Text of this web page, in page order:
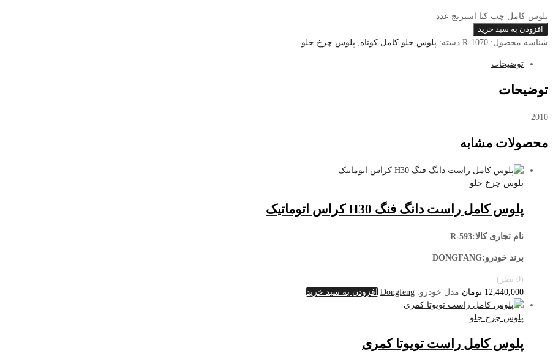
پلوس کامل چپ کیا اسپرتج عدد
افزودن به سبد خرید
شناسه محصول: R-1070 دسته: پلوس جلو کامل کوتاه پلوس چرخ جلو
توضیحات
توضیحات
2010
محصولات مشابه
پلوس چرخ جلو
پلوس کامل راست دانگ فنگ H30 کراس اتوماتیک
نام تجاری کالا:R-593
برند خودرو:DONGFANG
(0 نظر)
12,440,000 تومان مدل خودرو: Dongfeng افزودن به سبد خرید
پلوس چرخ جلو
پلوس کامل راست تویوتا کمری